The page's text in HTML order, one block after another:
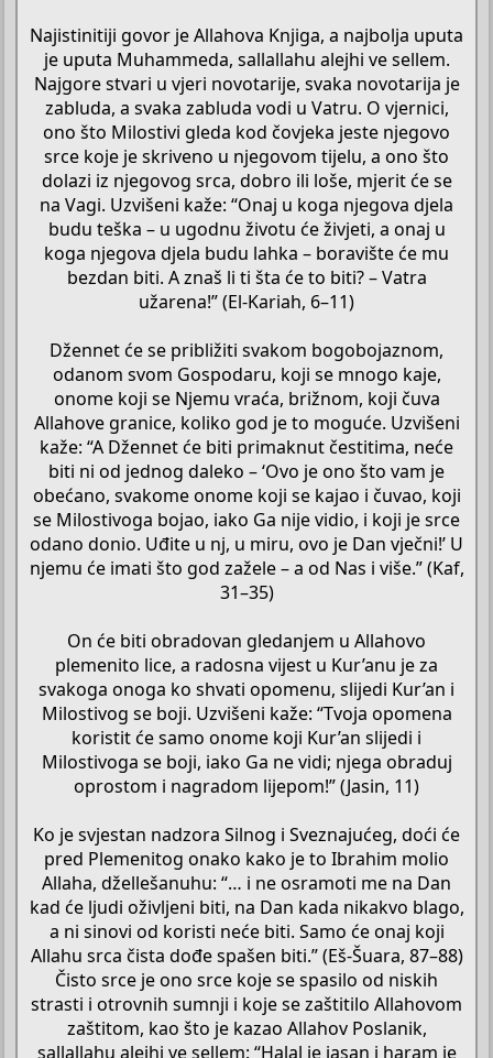
Najistinitiji govor je Allahova Knjiga, a najbolja uputa
je uputa Muhammeda, sallallahu alejhi ve sellem.
Najgore stvari u vjeri novotarije, svaka novotarija je
zabluda, a svaka zabluda vodi u Vatru. O vjernici,
ono što Milostivi gleda kod čovjeka jeste njegovo
srce koje je skriveno u njegovom tijelu, a ono što
dolazi iz njegovog srca, dobro ili loše, mjerit će se
na Vagi. Uzvišeni kaže: “Onaj u koga njegova djela
budu teška – u ugodnu životu će živjeti, a onaj u
koga njegova djela budu lahka – boravište će mu
bezdan biti. A znaš li ti šta će to biti? – Vatra
užarena!” (El-Kariah, 6–11)
Džennet će se približiti svakom bogobojaznom,
odanom svom Gospodaru, koji se mnogo kaje,
onome koji se Njemu vraća, brižnom, koji čuva
Allahove granice, koliko god je to moguće. Uzvišeni
kaže: “A Džennet će biti primaknut čestitima, neće
biti ni od jednog daleko – ‘Ovo je ono što vam je
obećano, svakome onome koji se kajao i čuvao, koji
se Milostivoga bojao, iako Ga nije vidio, i koji je srce
odano donio. Uđite u nj, u miru, ovo je Dan vječni!’ U
njemu će imati što god zažele – a od Nas i više.” (Kaf,
31–35)
On će biti obradovan gledanjem u Allahovo
plemenito lice, a radosna vijest u Kur’anu je za
svakoga onoga ko shvati opomenu, slijedi Kur’an i
Milostivog se boji. Uzvišeni kaže: “Tvoja opomena
koristit će samo onome koji Kur’an slijedi i
Milostivoga se boji, iako Ga ne vidi; njega obraduj
oprostom i nagradom lijepom!” (Jasin, 11)
Ko je svjestan nadzora Silnog i Sveznajućeg, doći će
pred Plemenitog onako kako je to Ibrahim molio
Allaha, džellešanuhu: “… i ne osramoti me na Dan
kad će ljudi oživljeni biti, na Dan kada nikakvo blago,
a ni sinovi od koristi neće biti. Samo će onaj koji
Allahu srca čista dođe spašen biti.” (Eš-Šuara, 87–88)
Čisto srce je ono srce koje se spasilo od niskih
strasti i otrovnih sumnji i koje se zaštitilo Allahovom
zaštitom, kao što je kazao Allahov Poslanik,
sallallahu alejhi ve sellem: “Halal je jasan i haram je